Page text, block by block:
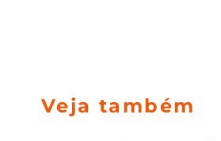
Veja também